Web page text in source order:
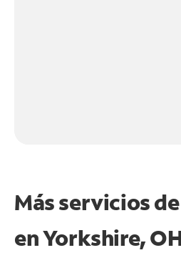
Más servicios
enYorkshire,